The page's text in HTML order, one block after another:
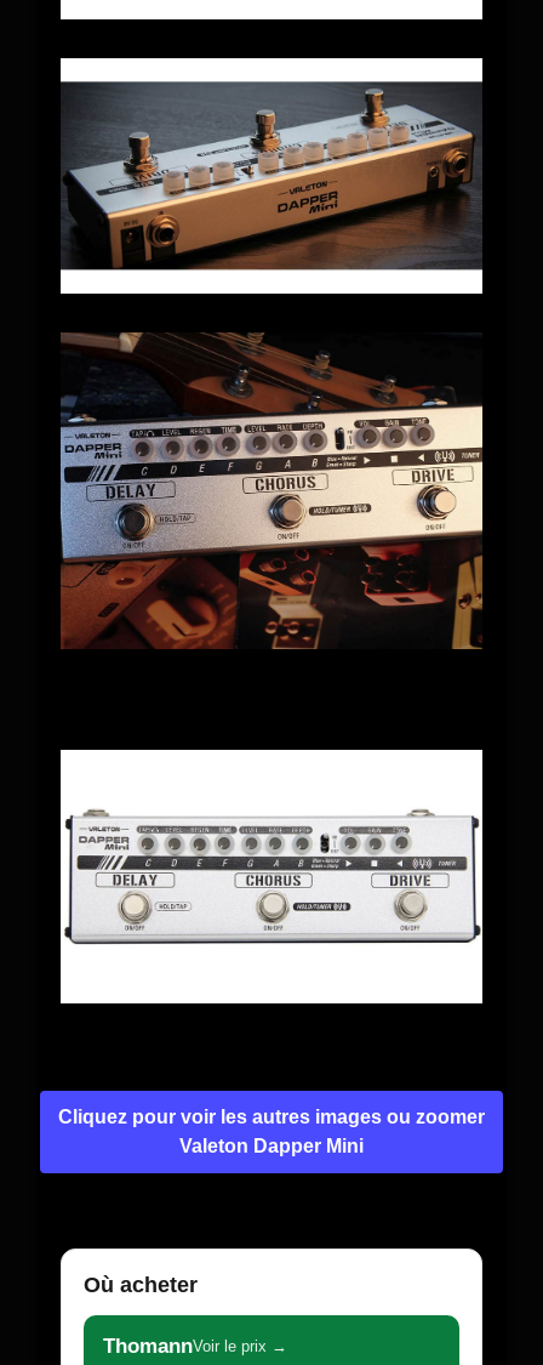
Cliquez pour voir les autres images ou zoomer
Valeton Dapper Mini
Où acheter
ThomannVoir le prix →